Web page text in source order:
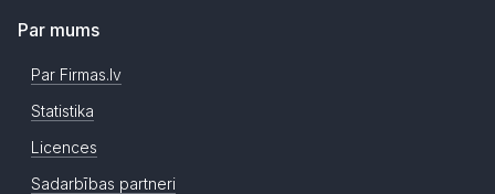
Par mums
Par Firmas.lv
Statistika
Licences
Sadarbības partneri